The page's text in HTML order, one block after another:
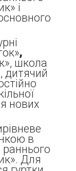
і
,
школа
дитячий
нових
в
раннього
Для